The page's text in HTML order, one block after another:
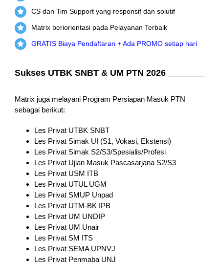
CS dan Tim Support yang responsif dan solutif
Matrix beriorientasi pada Pelayanan Terbaik
GRATIS Biaya Pendaftaran + Ada PROMO setiap hari
Sukses UTBK SNBT & UM PTN 2026
Matrix juga melayani Program Persiapan Masuk PTN
sebagai berikut:
Les Privat UTBK SNBT
Les Privat Simak UI (S1, Vokasi, Ekstensi)
Les Privat Simak S2/S3/Spesialis/Profesi
Les Privat Ujian Masuk Pascasarjana S2/S3
Les Privat USM ITB
Les Privat UTUL UGM
Les Privat SMUP Unpad
Les Privat UTM-BK IPB
Les Privat UM UNDIP
Les Privat UM Unair
Les Privat SM ITS
Les Privat SEMA UPNVJ
Les Privat Penmaba UNJ